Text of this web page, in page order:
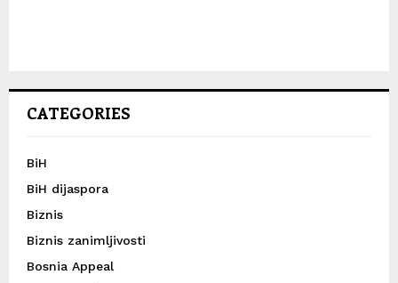
CATEGORIES
BiH
BiH dijaspora
Biznis
Biznis zanimljivosti
Bosnia Appeal